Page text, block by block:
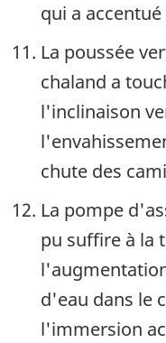
qui a
La poussée
chaland a
l'inclinaison
chute des
La pompe
pu suffire à la
d'eau dans le
l'immersion